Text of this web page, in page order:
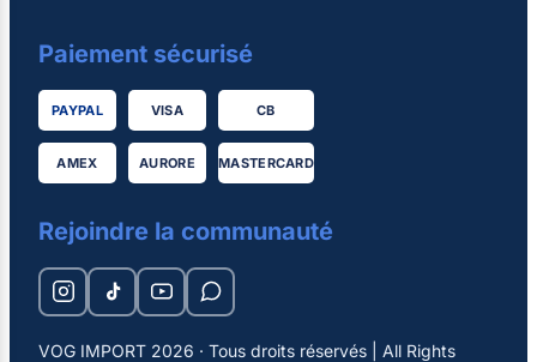
Paiement sécurisé
PAYPAL VISA CB
AMEX AURORE MASTERCARD
Rejoindre la communauté
VOG IMPORT 2026 · Tous droits réservés | All Rights